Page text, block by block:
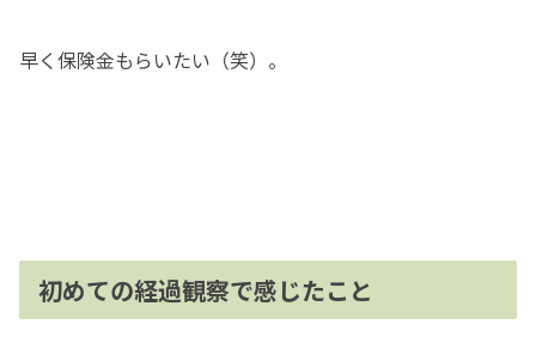
早く保険金もらいたい（笑）。
初めての経過観察で感じたこと